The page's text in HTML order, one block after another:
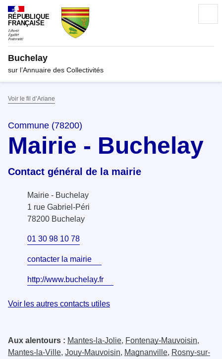
RÉPUBLIQUE
FRANÇAISE
Buchelay
sur l’Annuaire des Collectivités
Voir le fil d’Ariane
Commune (78200)
Mairie - Buchelay
Contact général de la mairie
Mairie - Buchelay
1 rue Gabriel-Péri
78200 Buchelay
01 30 98 10 78
contacter la mairie
http://www.buchelay.fr
Voir les autres contacts utiles
Aux alentours : Mantes-la-Jolie, Fontenay-Mauvoisin,
Mantes-la-Ville, Jouy-Mauvoisin, Magnanville, Rosny-sur-